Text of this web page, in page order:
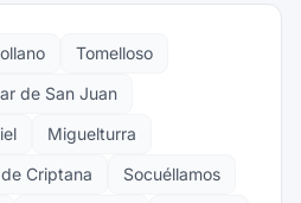
Tomelloso
de San Juan
Miguelturra
Criptana
Socuéllamos